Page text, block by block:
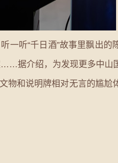
听“千日酒”故事里飘出的
据介绍，为发现更多中山
物和说明牌相对无言的尴尬